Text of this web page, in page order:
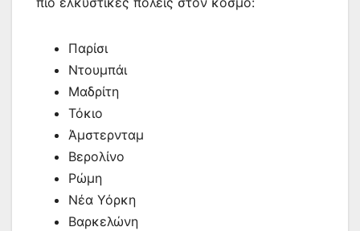
Παρίσι
Ντουμπάι
Μαδρίτη
Τόκιο
Άμστερνταμ
Βερολίνο
Ρώμη
Νέα Υόρκη
Βαρκελώνη